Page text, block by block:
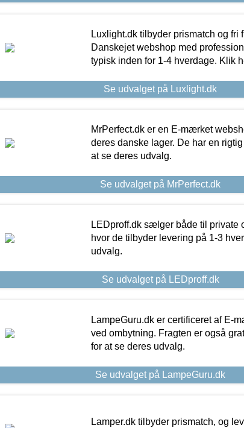
Luxlight.dk tilbyder prismatch og fri
Danskejet webshop med
typisk inden for 1-4 hverdage. Klik
Se udvalget på Luxlight.dk
MrPerfect.dk er en E-mærket
deres danske lager. De har en
at se deres udvalg.
Se udvalget på MrPerfect.dk
LEDproff.dk sælger både til private
hvor de tilbyder levering på 1-3
udvalg.
Se udvalget på LEDproff.dk
LampeGuru.dk er certificeret af E-
ved ombytning. Fragten er også
for at se deres udvalg.
Se udvalget på LampeGuru.dk
Lamper.dk tilbyder prismatch, og